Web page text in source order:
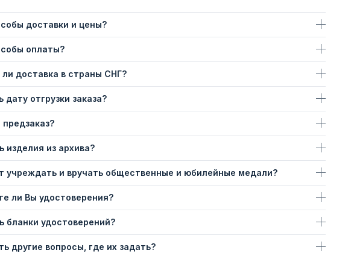
доставки и цены?
оплаты?
доставка в страны СНГ?
дату отгрузки заказа?
изделия из архива?
учреждать и вручать общественные и юбилейные медали?
ли Вы удостоверения?
бланки удостоверений?
другие вопросы, где их задать?